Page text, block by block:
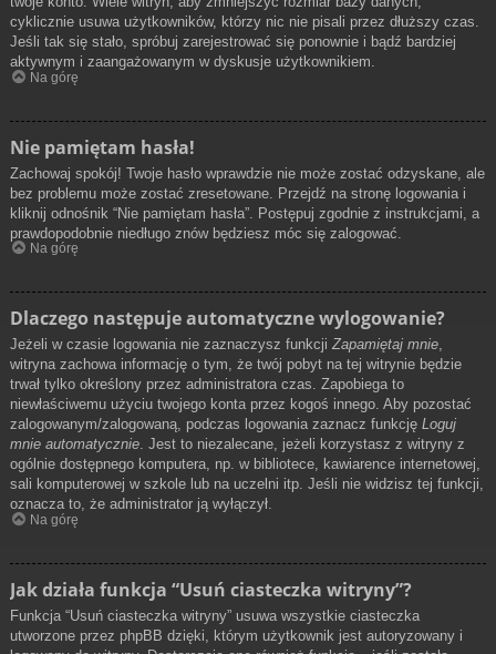
cyklicznie usuwa użytkowników, którzy nic nie pisali przez dłuższy czas.
Jeśli tak się stało, spróbuj zarejestrować się ponownie i bądź bardziej
aktywnym i zaangażowanym w dyskusje użytkownikiem.
Na górę
Nie pamiętam hasła!
Zachowaj spokój! Twoje hasło wprawdzie nie może zostać odzyskane, ale
bez problemu może zostać zresetowane. Przejdź na stronę logowania i
kliknij odnośnik “Nie pamiętam hasła”. Postępuj zgodnie z instrukcjami, a
prawdopodobnie niedługo znów będziesz móc się zalogować.
Na górę
Dlaczego następuje automatyczne wylogowanie?
Jeżeli w czasie logowania nie zaznaczysz funkcji Zapamiętaj mnie,
witryna zachowa informację o tym, że twój pobyt na tej witrynie będzie
trwał tylko określony przez administratora czas. Zapobiega to
niewłaściwemu użyciu twojego konta przez kogoś innego. Aby pozostać
zalogowanym/zalogowaną, podczas logowania zaznacz funkcję Loguj
mnie automatycznie. Jest to niezalecane, jeżeli korzystasz z witryny z
ogólnie dostępnego komputera, np. w bibliotece, kawiarence internetowej,
sali komputerowej w szkole lub na uczelni itp. Jeśli nie widzisz tej funkcji,
oznacza to, że administrator ją wyłączył.
Na górę
Jak działa funkcja “Usuń ciasteczka witryny”?
Funkcja “Usuń ciasteczka witryny” usuwa wszystkie ciasteczka
utworzone przez phpBB dzięki, którym użytkownik jest autoryzowany i